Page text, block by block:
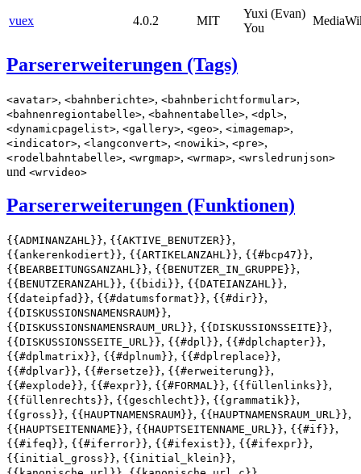
vuex 4.0.2 MIT
Yuxi (Evan)
You
Parsererweiterungen (Tags)
<avatar>, <bahnberichte>, <bahnberichtformular>,
<bahnenregiontabelle>, <bahnentabelle>, <dpl>,
<dynamicpagelist>, <gallery>, <geo>, <imagemap>,
<indicator>, <langconvert>, <nowiki>, <pre>,
<rodelbahntabelle>, <wrgmap>, <wrmap>, <wrsledrunjson>
und <wrvideo>
Parsererweiterungen (Funktionen)
{{ADMINANZAHL}}, {{AKTIVE_BENUTZER}},
{{ankerenkodiert}}, {{ARTIKELANZAHL}}, {{#bcp47}},
{{BEARBEITUNGSANZAHL}}, {{BENUTZER_IN_GRUPPE}},
{{BENUTZERANZAHL}}, {{bidi}}, {{DATEIANZAHL}},
{{dateipfad}}, {{#datumsformat}}, {{#dir}},
{{DISKUSSIONSNAMENSRAUM}},
{{DISKUSSIONSNAMENSRAUM_URL}}, {{DISKUSSIONSSEITE}},
{{DISKUSSIONSSEITE_URL}}, {{#dpl}}, {{#dplchapter}},
{{#dplmatrix}}, {{#dplnum}}, {{#dplreplace}},
{{#dplvar}}, {{#ersetze}}, {{#erweiterung}},
{{#explode}}, {{#expr}}, {{#FORMAL}}, {{füllenlinks}},
{{füllenrechts}}, {{geschlecht}}, {{grammatik}},
{{gross}}, {{HAUPTNAMENSRAUM}}, {{HAUPTNAMENSRAUM_URL}},
{{HAUPTSEITENNAME}}, {{HAUPTSEITENNAME_URL}}, {{#if}},
{{#ifeq}}, {{#iferror}}, {{#ifexist}}, {{#ifexpr}},
{{initial_gross}}, {{initial_klein}},